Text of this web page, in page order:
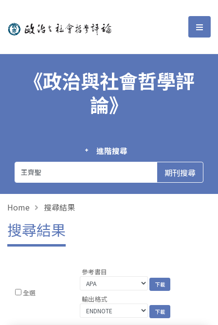
政治與社會哲學評論 選
《政治與社會哲學評
論》
進階搜尋
Home 搜尋結果
搜尋結果
全選
參考書目
輸出格式